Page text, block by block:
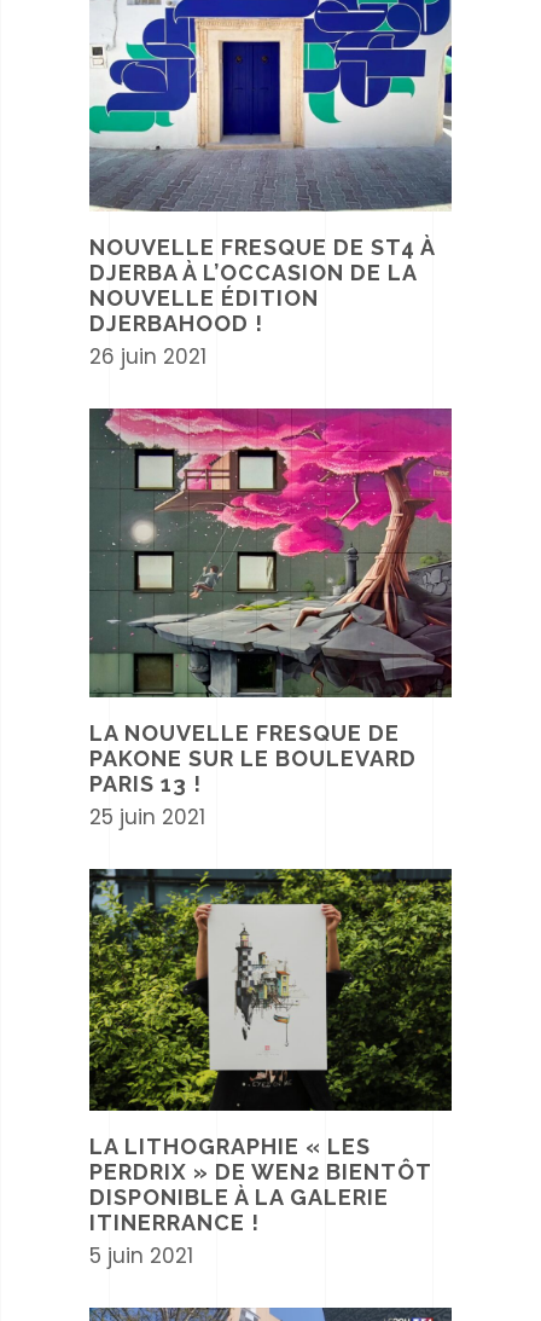
NOUVELLE FRESQUE DE ST4 À
DJERBA À L’OCCASION DE LA
NOUVELLE ÉDITION
DJERBAHOOD !
26 juin 2021
LA NOUVELLE FRESQUE DE
PAKONE SUR LE BOULEVARD
PARIS 13 !
25 juin 2021
LA LITHOGRAPHIE « LES
PERDRIX » DE WEN2 BIENTÔT
DISPONIBLE À LA GALERIE
ITINERRANCE !
5 juin 2021